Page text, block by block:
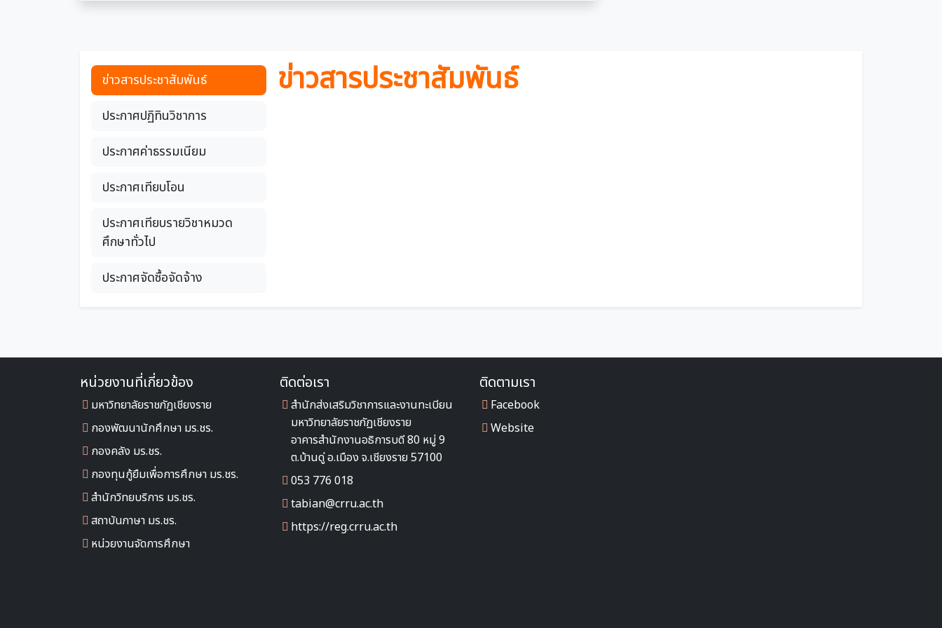
ข่าวสารประชาสัมพันธ์
ประกาศปฏิทินวิชาการ
ประกาศค่าธรรมเนียม
ประกาศเทียบโอน
ประกาศเทียบรายวิชาหมวด
ศึกษาทั่วไป
ประกาศจัดซื้อจัดจ้าง
ข่าวสารประชาสัมพันธ์
หน่วยงานที่เกี่ยวข้อง
มหาวิทยาลัยราชภัฏเชียงราย
กองพัฒนานักศึกษา มร.ชร.
กองคลัง มร.ชร.
กองทุนกู้ยืมเพื่อการศึกษา มร.ชร.
สำนักวิทยบริการ มร.ชร.
สถาบันภาษา มร.ชร.
หน่วยงานจัดการศึกษา
ติดต่อเรา
สำนักส่งเสริมวิชาการและงานทะเบียน
มหาวิทยาลัยราชภัฏเชียงราย
อาคารสำนักงานอธิการบดี 80 หมู่ 9
ต.บ้านดู่ อ.เมือง จ.เชียงราย 57100
053 776 018
tabian@crru.ac.th
https://reg.crru.ac.th
ติดตามเรา
Facebook
Website